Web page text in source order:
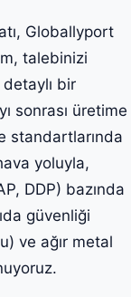
Globallyport
talebinizi
bir
sonrası üretime
standartlarında
yoluyla,
DDP) bazında
güvenliği
ve ağır metal